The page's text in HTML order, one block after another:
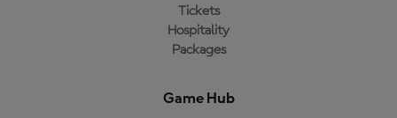
Tickets
Hospitality
Packages
Game Hub